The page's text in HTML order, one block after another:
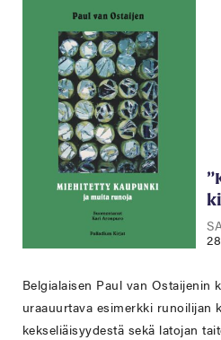
Belgialaisen Paul van Ostaijenin
uraauurtava esimerkki runoilijan
kekseliäisyydestä sekä latojan